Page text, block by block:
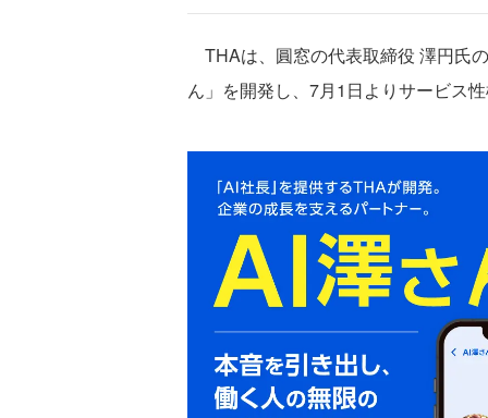
THAは、圓窓の代表取締役 澤円氏
ん」を開発し、7月1日よりサービス